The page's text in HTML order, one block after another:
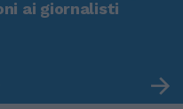
ai giornalisti